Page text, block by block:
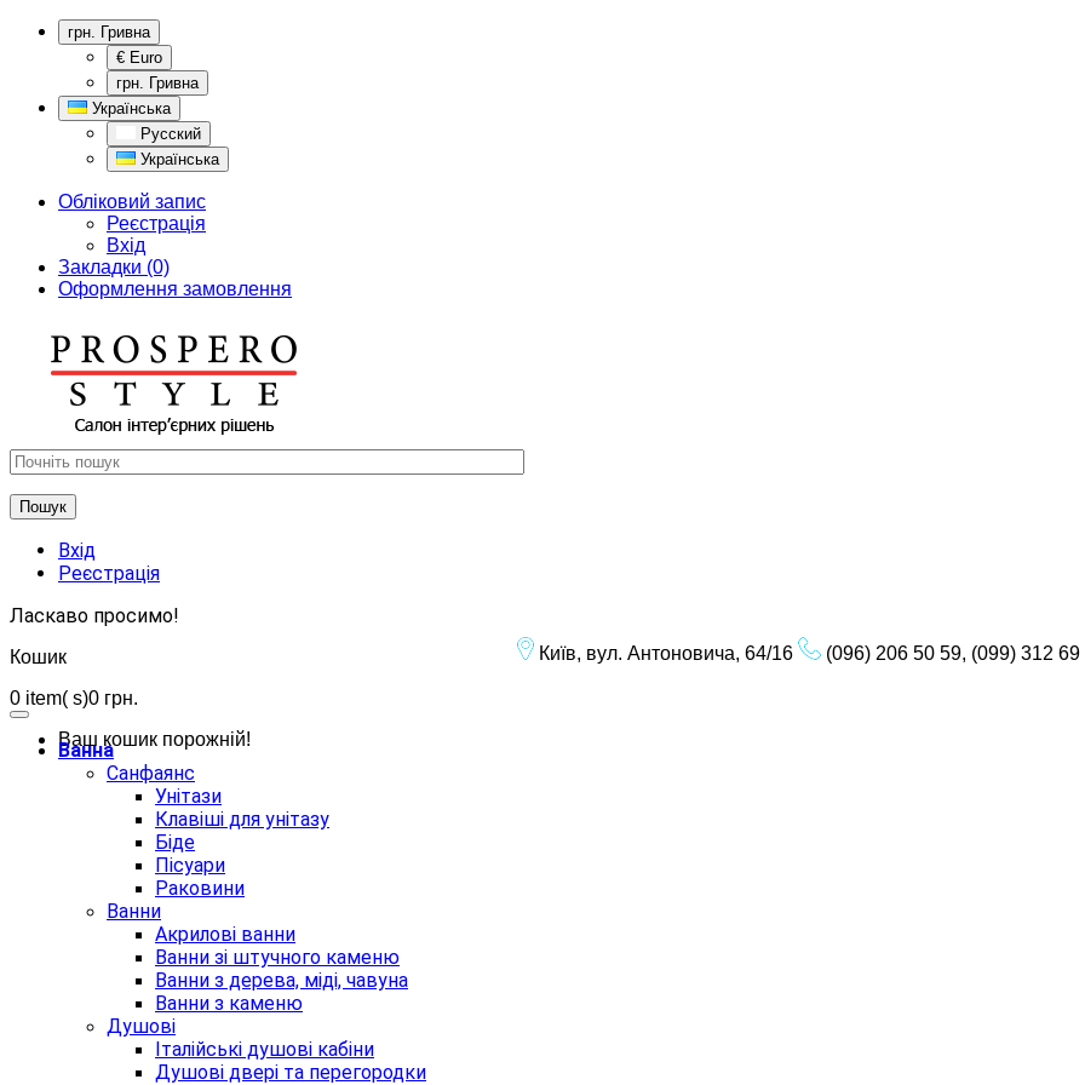
грн. Гривна
€ Euro
грн. Гривна
Українська
Русский
Українська
Обліковий запис
Реєстрація
Вхід
Закладки (0)
Оформлення замовлення
Пошук
Вхід
Реєстрація
Ласкаво просимо!
Кошик
0 item( s)0 грн.
Ваш кошик порожній!
Київ, вул. Антоновича, 64/16 (096) 206 50 59, (099) 312 69
Ванна
Санфаянс
Унітази
Клавіші для унітазу
Біде
Пісуари
Раковини
Ванни
Акрилові ванни
Ванни зі штучного каменю
Ванни з дерева, міді, чавуна
Ванни з каменю
Душові
Італійські душові кабіни
Душові двері та перегородки